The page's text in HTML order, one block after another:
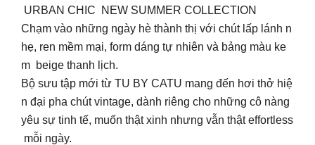
URBAN CHIC NEW SUMMER COLLECTION
Chạm vào những ngày hè thành thị với chút lấp lánh n
hẹ, ren mềm mại, form dáng tự nhiên và bảng màu ke
m beige thanh lịch.
Bộ sưu tập mới từ TU BY CATU mang đến hơi thở hiệ
n đại pha chút vintage, dành riêng cho những cô nàng
yêu sự tinh tế, muốn thật xinh nhưng vẫn thật effortless
mỗi ngày.